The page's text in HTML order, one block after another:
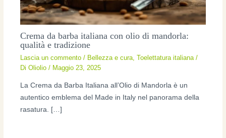
Crema da barba italiana con olio di mandorla:
qualità e tradizione
Lascia un commento / Bellezza e cura ,Toelettatura italiana /
Di Oliolio/ Maggio 23, 2025
La Crema da Barba Italiana all’Olio di Mandorla è un
autentico emblema del Made in Italy nel panorama della
rasatura. […]